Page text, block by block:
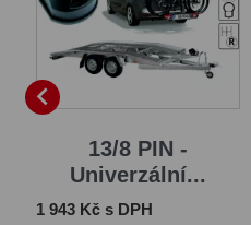

13/8 PIN -
Univerzální...
Cena
1 943 Kč s DPH